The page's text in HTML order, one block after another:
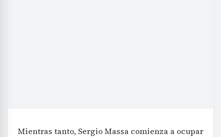
Mientras tanto, Sergio Massa comienza a ocupar